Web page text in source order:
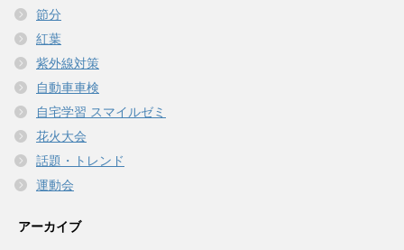
節分
紅葉
紫外線対策
自動車車検
自宅学習 スマイルゼミ
花火大会
話題・トレンド
運動会
アーカイブ